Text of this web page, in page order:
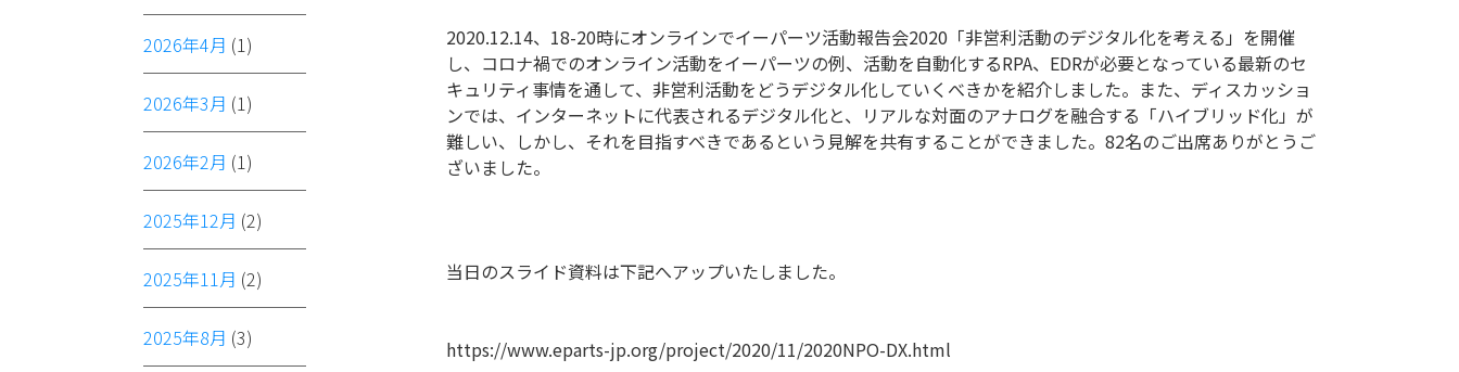
2026年4月 (1)
2026年3月 (1)
2026年2月 (1)
2025年12月 (2)
2025年11月 (2)
2025年8月 (3)
2020.12.14、18-20時にオンラインでイーパーツ活動報告会2020「非営利活動のデジタル化を考える」を開催
し、コロナ禍でのオンライン活動をイーパーツの例、活動を自動化するRPA、EDRが必要となっている最新のセ
キュリティ事情を通して、非営利活動をどうデジタル化していくべきかを紹介しました。また、ディスカッショ
ンでは、インターネットに代表されるデジタル化と、リアルな対面のアナログを融合する「ハイブリッド化」が
難しい、しかし、それを目指すべきであるという見解を共有することができました。82名のご出席ありがとうご
ざいました。
当日のスライド資料は下記へアップいたしました。
https://www.eparts-jp.org/project/2020/11/2020NPO-DX.html